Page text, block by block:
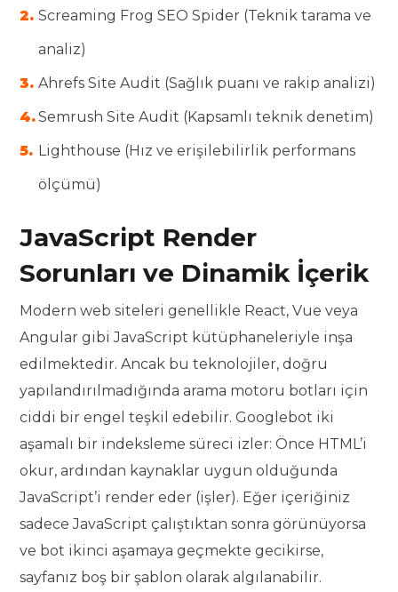
Screaming Frog SEO Spider (Teknik tarama ve
analiz)
Ahrefs Site Audit (Sağlık puanı ve rakip analizi)
Semrush Site Audit (Kapsamlı teknik denetim)
Lighthouse (Hız ve erişilebilirlik performans
ölçümü)
JavaScript Render
Sorunları ve Dinamik İçerik
Modern web siteleri genellikle React, Vue veya
Angular gibi JavaScript kütüphaneleriyle inşa
edilmektedir. Ancak bu teknolojiler, doğru
yapılandırılmadığında arama motoru botları için
ciddi bir engel teşkil edebilir. Googlebot iki
aşamalı bir indeksleme süreci izler: Önce HTML’i
okur, ardından kaynaklar uygun olduğunda
JavaScript’i render eder (işler). Eğer içeriğiniz
sadece JavaScript çalıştıktan sonra görünüyorsa
ve bot ikinci aşamaya geçmekte gecikirse,
sayfanız boş bir şablon olarak algılanabilir.